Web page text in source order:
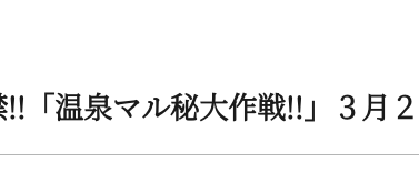
「温泉マル秘大作戦!!」３月